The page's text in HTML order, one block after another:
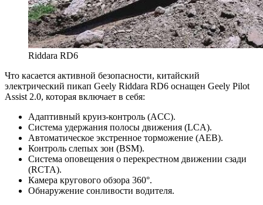
Riddara RD6
Что касается активной безопасности, китайский
электрический пикап Geely Riddara RD6 оснащен Geely Pilot
Assist 2.0, которая включает в себя:
Адаптивный круиз-контроль (ACC).
Система удержания полосы движения (LCA).
Автоматическое экстренное торможение (AEB).
Контроль слепых зон (BSM).
Система оповещения о перекрестном движении сзади
(RCTA).
Камера кругового обзора 360°.
Обнаружение сонливости водителя.